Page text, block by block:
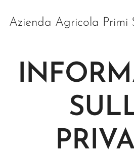
Azienda Agricola Primi